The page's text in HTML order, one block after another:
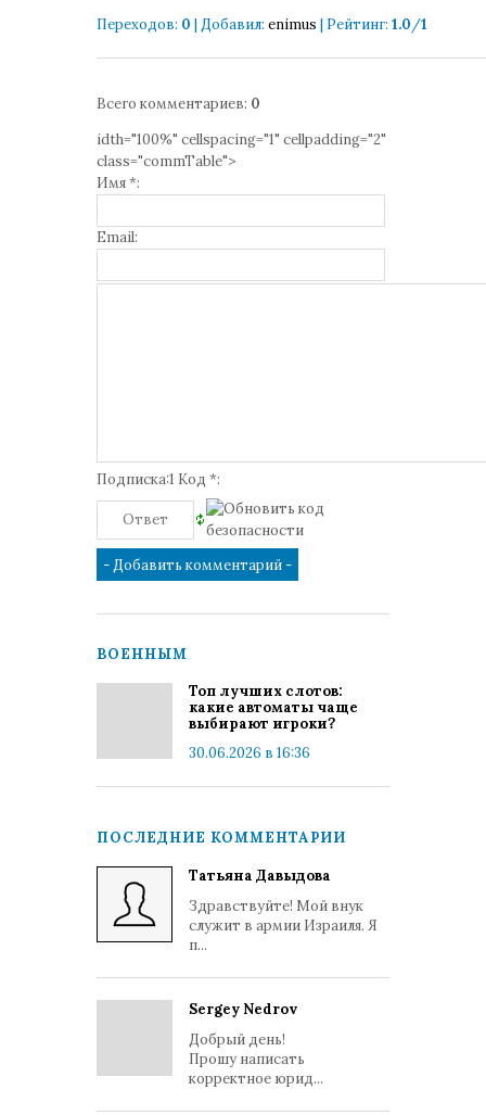
Переходов: 0 | Добавил: enimus | Рейтинг: 1.0/1
Всего комментариев: 0
idth="100%" cellspacing="1" cellpadding="2"
class="commTable">
Имя *:
Email:
Подписка:1 Код *:
ВОЕННЫМ
Топ лучших слотов:
какие автоматы чаще
выбирают игроки?
30.06.2026 в 16:36
ПОСЛЕДНИЕ КОММЕНТАРИИ
Татьяна Давыдова
Здравствуйте! Мой внук
служит в армии Израиля. Я
п...
Sergey Nedrov
Добрый день!
Прошу написать
корректное юрид...